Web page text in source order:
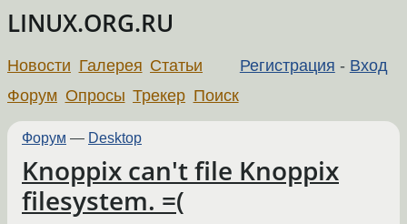
LINUX.ORG.RU
Регистрация - Вход
Новости Галерея Статьи
Форум Опросы Трекер Поиск
Форум — Desktop
Knoppix can't file Knoppix
filesystem. =(